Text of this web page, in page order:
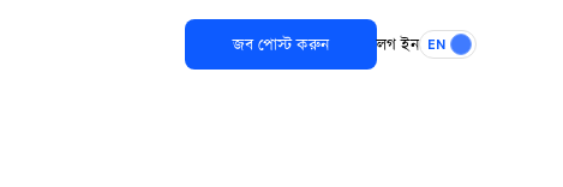
জব পোস্ট করুন লগ ইন EN